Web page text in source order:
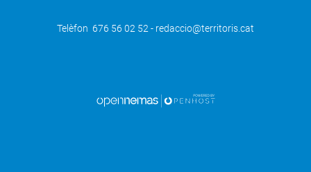
Telèfon 676 56 02 52 - redaccio@territoris.cat